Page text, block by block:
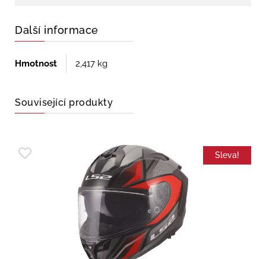
Další informace
Hmotnost 2,417 kg
Související produkty
Sleva!